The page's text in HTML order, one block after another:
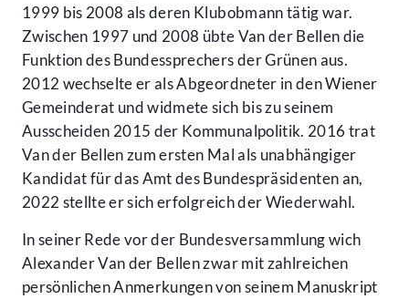
1999 bis 2008 als deren Klubobmann tätig war.
Zwischen 1997 und 2008 übte Van der Bellen die
Funktion des Bundessprechers der Grünen aus.
2012 wechselte er als Abgeordneter in den Wiener
Gemeinderat und widmete sich bis zu seinem
Ausscheiden 2015 der Kommunalpolitik. 2016 trat
Van der Bellen zum ersten Mal als unabhängiger
Kandidat für das Amt des Bundespräsidenten an,
2022 stellte er sich erfolgreich der Wiederwahl.
In seiner Rede vor der Bundesversammlung wich
Alexander Van der Bellen zwar mit zahlreichen
persönlichen Anmerkungen von seinem Manuskript